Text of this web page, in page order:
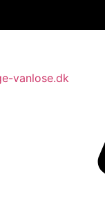
vanlose.dk